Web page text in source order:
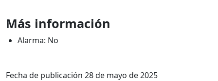
Más información
Alarma: No
Fecha de publicación 28 de mayo de 2025